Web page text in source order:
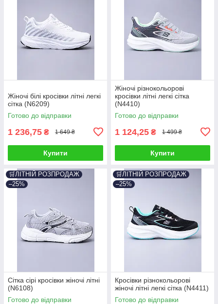
Жіночі білі кросівки літні легкі
сітка (N6209)
Готово до відправки
1 236,75 ₴ 1 649 ₴
Купити
Жіночі різнокольорові
кросівки літні легкі сітка
(N4410)
Готово до відправки
1 124,25 ₴ 1 499 ₴
Купити
🛒ЛІТНІЙ РОЗПРОДАЖ
–25%
Сітка сірі кросівки жіночі літні
(N6108)
Готово до відправки
🛒ЛІТНІЙ РОЗПРОДАЖ
–25%
Кросівки різнокольорові
жіночі літні легкі сітка (N4411)
Готово до відправки